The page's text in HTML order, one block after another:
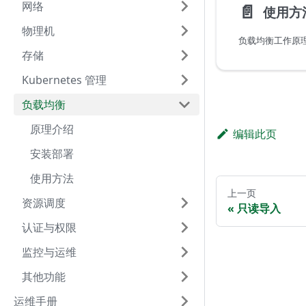
网络
物理机
存储
Kubernetes 管理
负载均衡
原理介绍
安装部署
使用方法
资源调度
认证与权限
监控与运维
其他功能
运维手册
📄️ 使用方
负载均衡工作原
编辑此页
上一页
只读导入